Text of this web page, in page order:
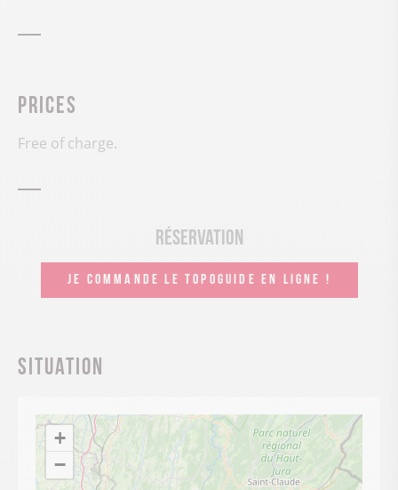
Prices
Free of charge.
Réservation
JE COMMANDE LE TOPOGUIDE EN LIGNE !
Situation
+
−